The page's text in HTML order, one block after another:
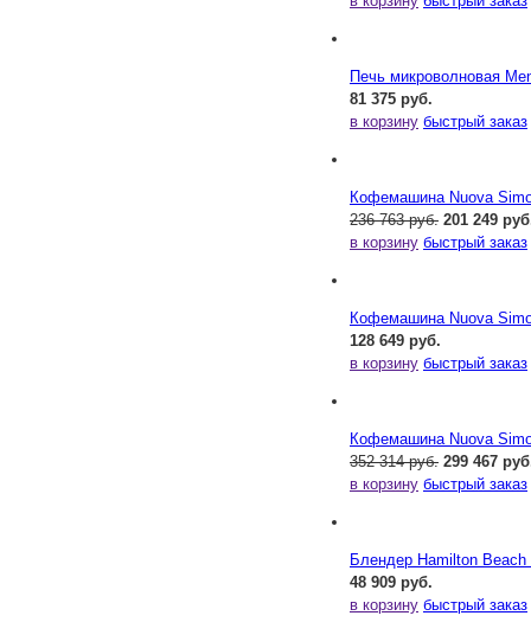
Печь микроволновая
81 375 руб.
в корзину быстрый заказ
Кофемашина Nuova
236 763 руб. 201 249
в корзину быстрый заказ
Кофемашина Nuova
128 649 руб.
в корзину быстрый заказ
Кофемашина Nuova
352 314 руб. 299 467
в корзину быстрый заказ
Блендер Hamilton Beach
48 909 руб.
в корзину быстрый заказ